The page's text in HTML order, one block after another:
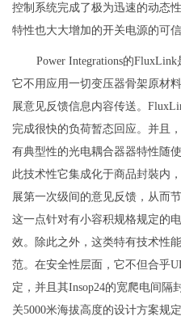
控制系统完成了极为迅速的动态
特性也大大增加的开关电源的可信
Power Integrations的
它不用应用一切变压器骨架原材
展意见反馈信息内容传送。
完成很快的负荷暂态回应。并且
有典型性的光电耦合器器特性随
此技术性它集成化于商品封裝内
展第一次级间的意见反馈，从而
这一点针对有小容积规格规定的
效。除此之外，这类特有技术性
范。在安全性层面，它不但合乎
定，并且其Insop24的宽爬电间隔
关5000米海拔高度的设计方案规定